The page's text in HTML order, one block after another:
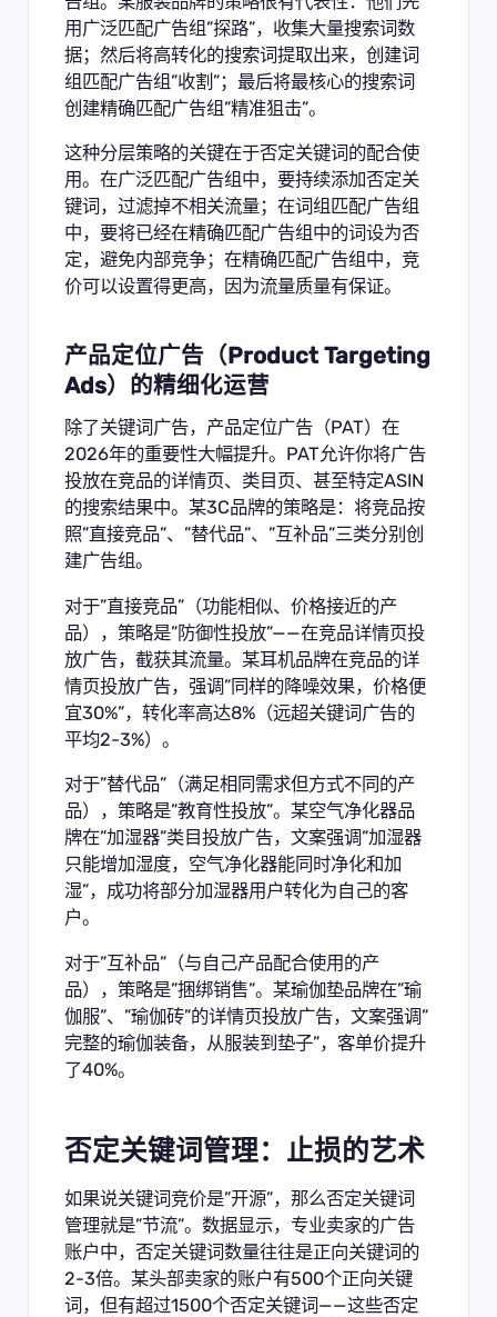
用广泛匹配广告组”探路”，收集大量搜索词数
据；然后将高转化的搜索词提取出来，创建词
组匹配广告组”收割”；最后将最核心的搜索词
创建精确匹配广告组”精准狙击”。
这种分层策略的关键在于否定关键词的配合使
用。在广泛匹配广告组中，要持续添加否定关
键词，过滤掉不相关流量；在词组匹配广告组
中，要将已经在精确匹配广告组中的词设为否
定，避免内部竞争；在精确匹配广告组中，竞
价可以设置得更高，因为流量质量有保证。
产品定位广告（Product Targeting
Ads）的精细化运营
除了关键词广告，产品定位广告（PAT）在
2026年的重要性大幅提升。PAT允许你将广告
投放在竞品的详情页、类目页、甚至特定ASIN
的搜索结果中。某3C品牌的策略是：将竞品按
照”直接竞品”、”替代品”、”互补品”三类分别创
建广告组。
对于”直接竞品”（功能相似、价格接近的产
品），策略是”防御性投放”——在竞品详情页投
放广告，截获其流量。某耳机品牌在竞品的详
情页投放广告，强调”同样的降噪效果，价格便
宜30%”，转化率高达8%（远超关键词广告的
平均2-3%）。
对于”替代品”（满足相同需求但方式不同的产
品），策略是”教育性投放”。某空气净化器品
牌在”加湿器”类目投放广告，文案强调”加湿器
只能增加湿度，空气净化器能同时净化和加
湿”，成功将部分加湿器用户转化为自己的客
户。
对于”互补品”（与自己产品配合使用的产
品），策略是”捆绑销售”。某瑜伽垫品牌在”瑜
伽服”、”瑜伽砖”的详情页投放广告，文案强调”
完整的瑜伽装备，从服装到垫子”，客单价提升
了40%。
否定关键词管理：止损的艺术
如果说关键词竞价是”开源”，那么否定关键词
管理就是”节流”。数据显示，专业卖家的广告
账户中，否定关键词数量往往是正向关键词的
2-3倍。某头部卖家的账户有500个正向关键
词，但有超过1500个否定关键词——这些否定